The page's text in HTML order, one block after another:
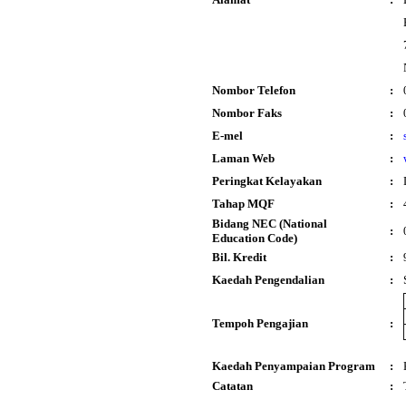
Nombor Telefon
:
Nombor Faks
:
E-mel
:
Laman Web
:
Peringkat Kelayakan
:
Tahap MQF
:
Bidang NEC (National
Education Code)
:
Bil. Kredit
:
Kaedah Pengendalian
:
Tempoh Pengajian :
Kaedah Penyampaian Program :
Catatan
: